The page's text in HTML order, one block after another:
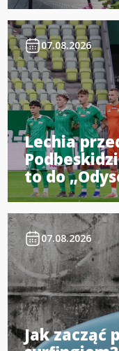
07.08.2026
Lechia
to do
07.08.2026
Jak zacząć